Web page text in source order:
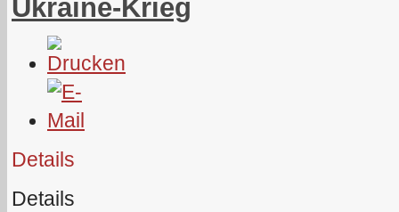
Ukraine-Krieg
Details
Details